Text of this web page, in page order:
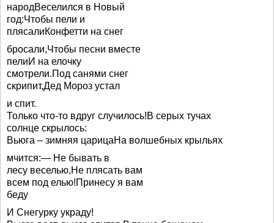
народВеселился в Новый
год:Чтобы пели и
плясалиКонфетти на снег
бросали,Чтобы песни вместе
пелиИ на елочку
смотрели.Под санями снег
скрипит,Дед Мороз устал
и спит.
Только что-то вдруг случилось!В серых тучах
солнце скрылось:
Вьюга – зимняя царицаНа волшебных крыльях
мчится:— Не бывать в
лесу веселью,Не плясать вам
всем под елью!Принесу я вам
беду
И Снегурку украду!